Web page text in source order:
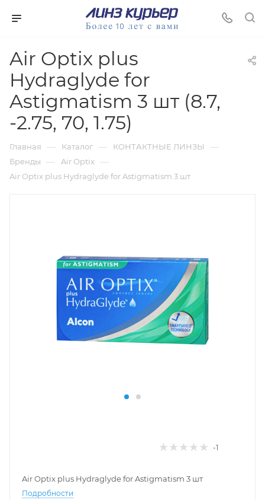
Air Optix plus
Hydraglyde for
Astigmatism 3 шт (8.7,
-2.75, 70, 1.75)
Главная — Каталог — КОНТАКТНЫЕ ЛИНЗЫ —
Бренды — Air Optix —
Air Optix plus Hydraglyde for Astigmatism 3 шт
-1
Air Optix plus Hydraglyde for Astigmatism 3 шт
Подробности